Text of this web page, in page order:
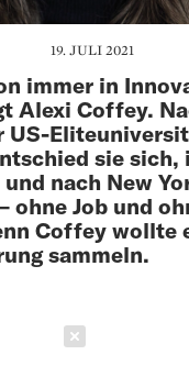
19. JULI 2021
immer in
Alexi Coffey.
US-
sie sich,
nach New
ohne Job und
Coffey wollte
sammeln.